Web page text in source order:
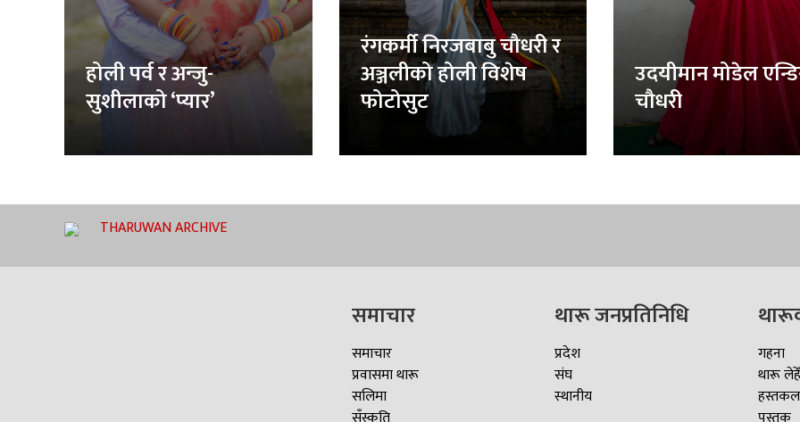
होली पर्व र अन्जु-
सुशीलाको ‘प्यार’
रंगकर्मी निरजबाबु चौधरी र
अञ्जलीको होली विशेष
फोटोसुट
उदयीमान मोडेल
चौधरी
THARUWAN ARCHIVE
समाचार
समाचार
प्रवासमा थारू
सलिमा
थारू जनप्रतिनिधि
प्रदेश
संघ
स्थानीय
गहना
थारू